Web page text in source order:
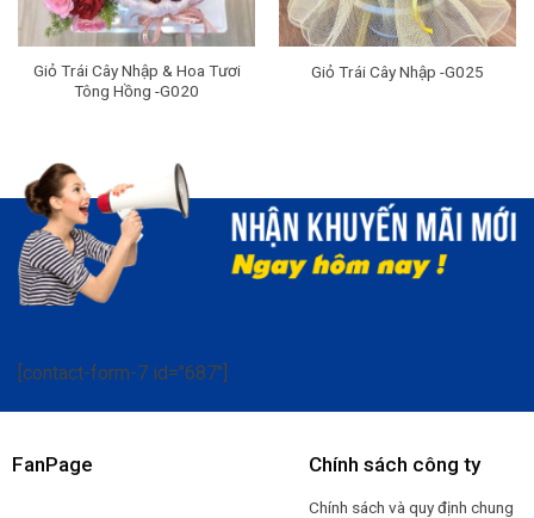
Giỏ Trái Cây Nhập & Hoa Tươi
Tông Hồng -G020
Giỏ Trái Cây Nhập -G025
[contact-form-7 id="687"]
FanPage Chính sách công ty
Chính sách và quy định chung